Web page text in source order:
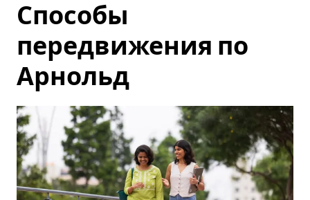
календарю
и
дату.
Чтобы
закрыть
календарь,
Esc.
Способы
передвижения по
Арнольд